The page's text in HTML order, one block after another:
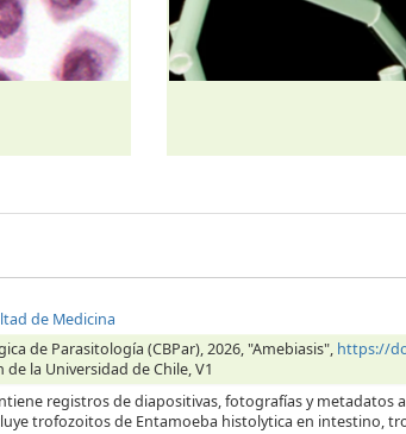
de Medicina
de Parasitología (CBPar), 2026, "Amebiasis", https://
la Universidad de Chile, V1
registros de diapositivas, fotografías y metadatos
trofozoitos de Entamoeba histolytica en intestino,